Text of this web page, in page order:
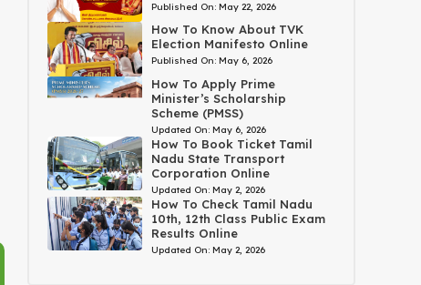
Published On: May 22, 2026
How To Know About TVK
Election Manifesto Online
Published On: May 6, 2026
How To Apply Prime
Minister’s Scholarship
Scheme (PMSS)
Updated On: May 6, 2026
How To Book Ticket Tamil
Nadu State Transport
Corporation Online
Updated On: May 2, 2026
How To Check Tamil Nadu
10th, 12th Class Public Exam
Results Online
Updated On: May 2, 2026